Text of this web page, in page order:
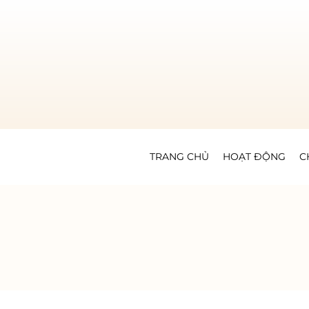
TRANG CHỦ HOẠT ĐỘNG